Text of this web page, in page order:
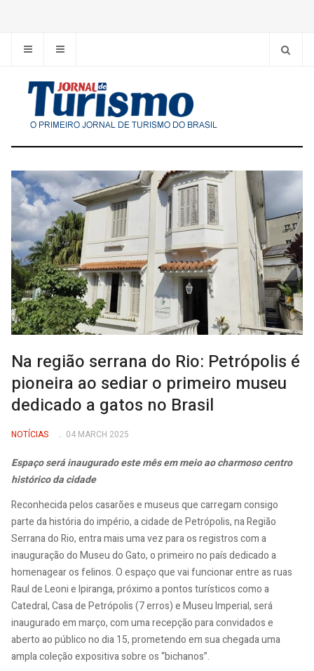
Na região serrana do Rio: Petrópolis é
pioneira ao sediar o primeiro museu
dedicado a gatos no Brasil
NOTÍCIAS 04 MARCH 2025
Espaço será inaugurado este mês em meio ao charmoso centro
histórico da cidade
Reconhecida pelos casarões e museus que carregam consigo
parte da história do império, a cidade de Petrópolis, na Região
Serrana do Rio, entra mais uma vez para os registros com a
inauguração do Museu do Gato, o primeiro no país dedicado a
homenagear os felinos. O espaço que vai funcionar entre as ruas
Raul de Leoni e Ipiranga, próximo a pontos turísticos como a
Catedral, Casa de Petrópolis (7 erros) e Museu Imperial, será
inaugurado em março, com uma recepção para convidados e
aberto ao público no dia 15, prometendo em sua chegada uma
ampla coleção expositiva sobre os “bichanos”.